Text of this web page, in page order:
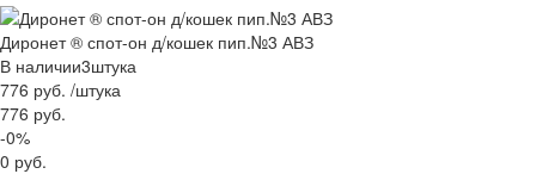
Диронет ® спот-он д/кошек пип.№3 АВЗ
В наличии3штука
776 руб. /штука
776 руб.
-0%
0 руб.